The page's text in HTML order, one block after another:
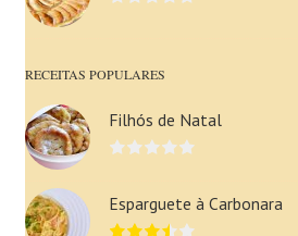
RECEITAS POPULARES
Filhós de Natal
Esparguete à Carbonara